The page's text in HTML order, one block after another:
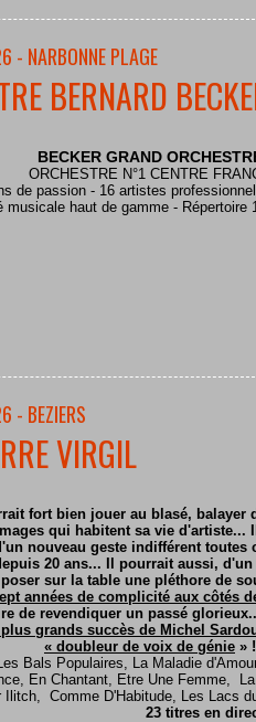
NARBONNE PLAGE
BERNARD
BECKER GRAND
ORCHESTRE N°1 CENTRE
de passion - 16 artistes
musicale haut de gamme - Répertoire
BEZIERS
VIRGIL
fort bien jouer au blasé, balayer
qui habitent sa vie d'artiste...
nouveau geste indifférent toutes
20 ans... Il pourrait aussi, d'un
sur la table une pléthore de
années de complicité aux côtés
de revendiquer un passé
grands succès de Michel
« doubleur de voix de génie » !
Bals Populaires, La Maladie
En Chantant, Etre Une Femme,
Ilitch, Comme D'Habitude, Les Lacs
23 titres en